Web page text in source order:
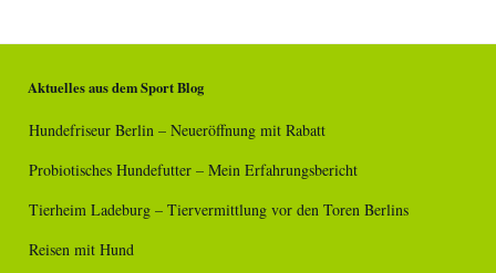
Aktuelles aus dem Sport Blog
Hundefriseur Berlin – Neueröffnung mit Rabatt
Probiotisches Hundefutter – Mein Erfahrungsbericht
Tierheim Ladeburg – Tiervermittlung vor den Toren Berlins
Reisen mit Hund